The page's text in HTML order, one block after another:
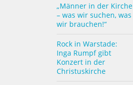
„Männer in der Kirche
– was wir suchen, was
wir brauchen!“
Rock in Warstade:
Inga Rumpf gibt
Konzert in der
Christuskirche